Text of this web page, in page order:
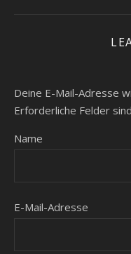
Deine E-Mail-Adresse
Erforderliche Felder
Name
E-Mail-Adresse